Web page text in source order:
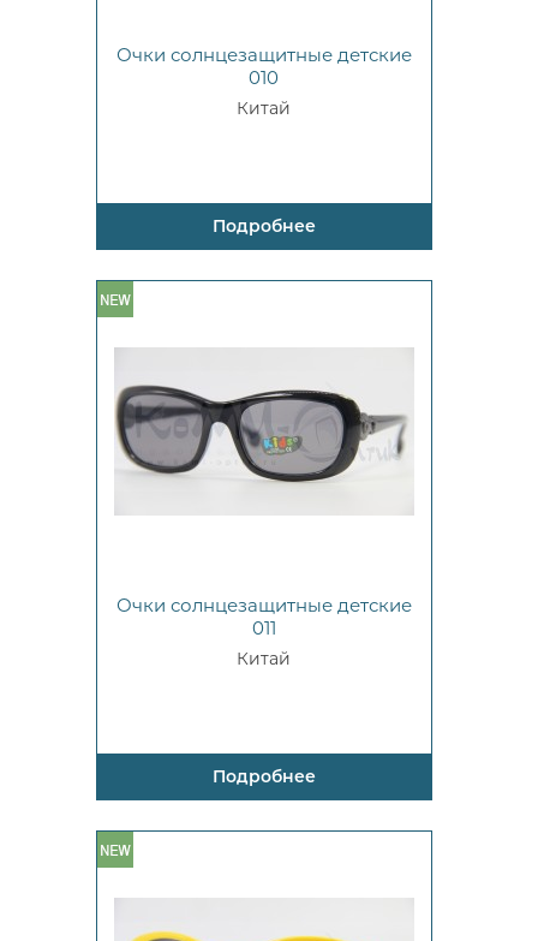
Очки солнцезащитные детские
010
Китай
Подробнее
Очки солнцезащитные детские
011
Китай
Подробнее